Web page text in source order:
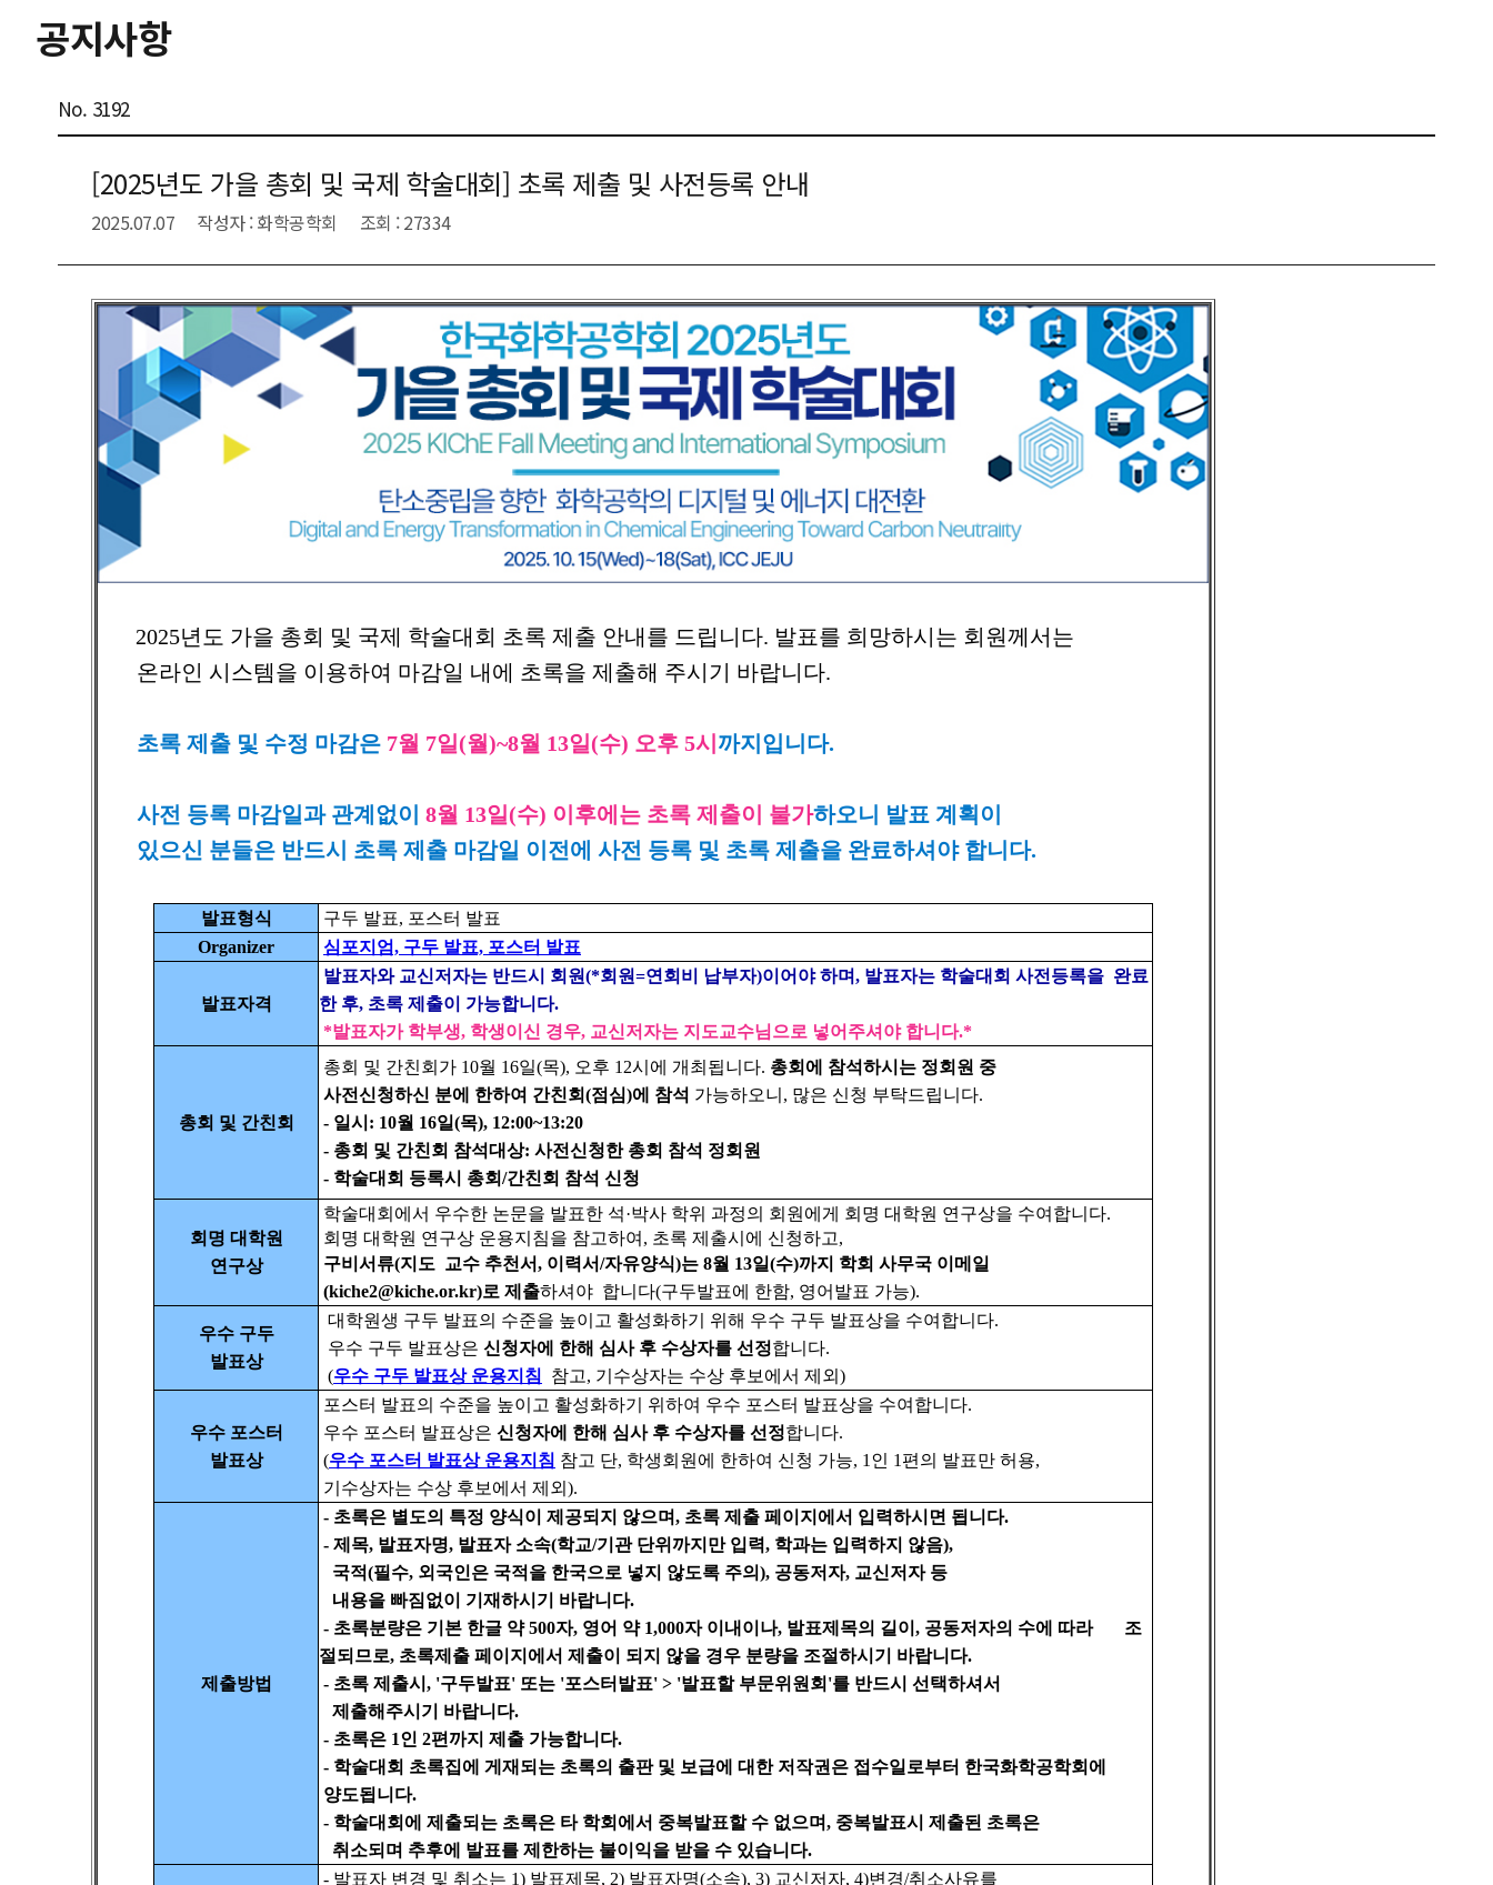
공지사항
No. 3192
[2025년도 가을 총회 및 국제 학술대회] 초록 제출 및 사전등록 안내
2025.07.07 작성자 : 화학공학회 조회 : 27334